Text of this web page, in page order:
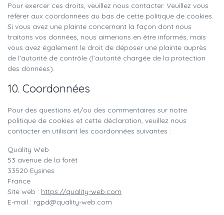
Pour exercer ces droits, veuillez nous contacter. Veuillez vous
référer aux coordonnées au bas de cette politique de cookies.
Si vous avez une plainte concernant la façon dont nous
traitons vos données, nous aimerions en être informés, mais
vous avez également le droit de déposer une plainte auprès
de l’autorité de contrôle (l’autorité chargée de la protection
des données).
10. Coordonnées
Pour des questions et/ou des commentaires sur notre
politique de cookies et cette déclaration, veuillez nous
contacter en utilisant les coordonnées suivantes :
Quality Web
53 avenue de la forêt
33520 Eysines
France
Site web : https://quality-web.com
E-mail : rgpd@quality-web.com